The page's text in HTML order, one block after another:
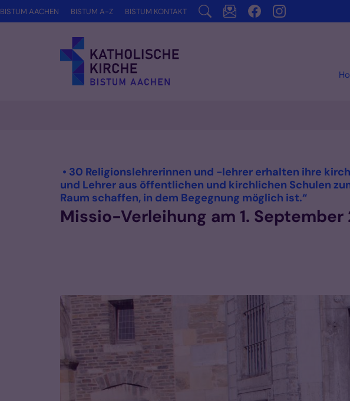
Zum Inhalt springen
BISTUM AACHEN BISTUM A-Z BISTUM KONTAKT
• 30 Religionslehrerinnen und -lehrer erhalten ihre
und Lehrer aus öffentlichen und kirchlichen Schulen
Raum schaffen, in dem Begegnung möglich ist.“:
Missio-Verleihung am 1. September